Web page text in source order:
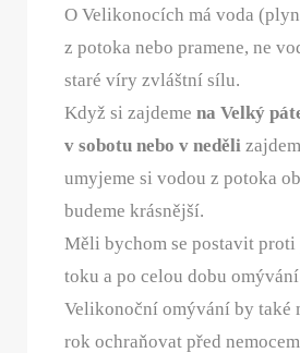
O Velikonocích má voda
z potoka nebo pramene, ne
staré víry zvláštní sílu.
Když si zajdeme na Velký
v sobotu nebo v neděli
umyjeme si vodou z potoka
budeme krásnější.
Měli bychom se postavit
toku a po celou dobu
Velikonoční omývání by také
rok ochraňovat před